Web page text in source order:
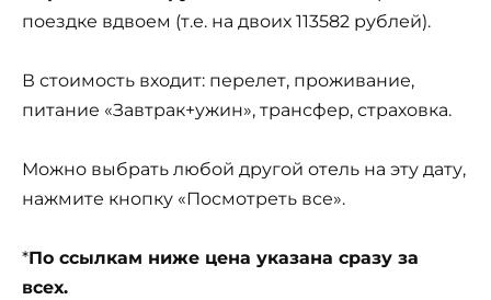
поездке вдвоем (т.е. на двоих 113582 рублей).
В стоимость входит: перелет, проживание,
питание «Завтрак+ужин», трансфер, страховка.
Можно выбрать любой другой отель на эту дату,
нажмите кнопку «Посмотреть все».
*По ссылкам ниже цена указана сразу за
всех.